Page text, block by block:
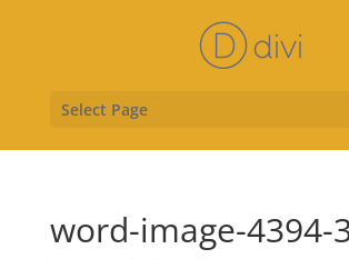
Select Page
word-image-4394-